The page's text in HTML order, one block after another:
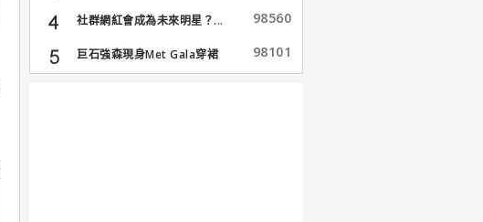
社群網紅會成為未來明星？... 98560
巨石強森現身Met Gala穿裙
子...
98101